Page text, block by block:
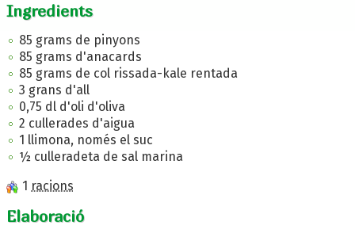
Ingredients
85 grams de pinyons
85 grams d'anacards
85 grams de col rissada-kale rentada
3 grans d'all
0,75 dl d'oli d'oliva
2 cullerades d'aigua
1 llimona, només el suc
½ culleradeta de sal marina
1 racions
Elaboració